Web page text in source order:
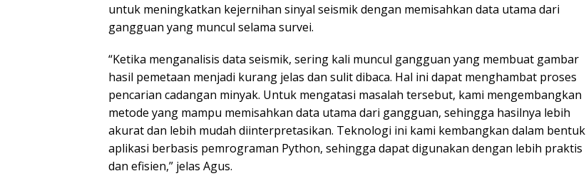
untuk meningkatkan kejernihan sinyal seismik dengan memisahkan data utama dari
gangguan yang muncul selama survei.
“Ketika menganalisis data seismik, sering kali muncul gangguan yang membuat gambar
hasil pemetaan menjadi kurang jelas dan sulit dibaca. Hal ini dapat menghambat proses
pencarian cadangan minyak. Untuk mengatasi masalah tersebut, kami mengembangkan
metode yang mampu memisahkan data utama dari gangguan, sehingga hasilnya lebih
akurat dan lebih mudah diinterpretasikan. Teknologi ini kami kembangkan dalam bentuk
aplikasi berbasis pemrograman Python, sehingga dapat digunakan dengan lebih praktis
dan efisien,” jelas Agus.